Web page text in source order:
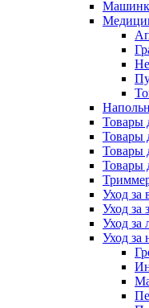
Товары
Товары
Товары
Товары
Уход за
Уход за
Уход за
Уход за